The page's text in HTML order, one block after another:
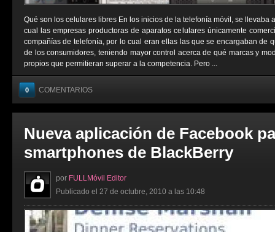
Qué son los celulares libres En los inicios de la telefonía móvil, se llevaba
cual las empresas productoras de aparatos celulares únicamente
compañías de telefonía, por lo cual eran ellas las que se encargaban de
de los consumidores, teniendo mayor control acerca de qué marcas y
propios que permitieran superar a la competencia. Pero ...
0 COMENTARIOS
Nueva aplicación de Facebook
smartphones de BlackBerry
por FULLMóvil Editor
Publicado el 27 de octubre, 2010 a las 10:48